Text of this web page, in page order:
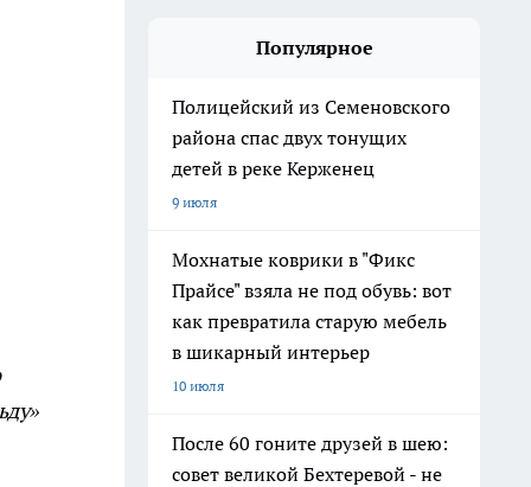
Популярное
Полицейский из Семеновского
района спас двух тонущих
детей в реке Керженец
9 июля
Мохнатые коврики в "Фикс
Прайсе" взяла не под обувь: вот
как превратила старую мебель
в шикарный интерьер
10 июля
После 60 гоните друзей в шею:
совет великой Бехтеревой - не